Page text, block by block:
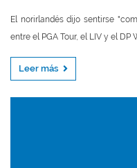
El norirlandés dijo sentirse
entre el PGA Tour, el LIV y el DP
Leer más